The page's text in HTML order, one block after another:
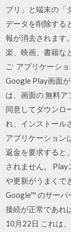
プリ」と端末の「
データを削除する
報が消去されます
楽、映画、書籍な
ご アプリケーショ
Google Play画面
は、画面の 無料ア
同意してダウンロ
れ、インストール
アプリケーション
返金を要求すると
されません。
や更新がうまくで
Google™ のサーバ
接続が正常であれ
10月22日 これは